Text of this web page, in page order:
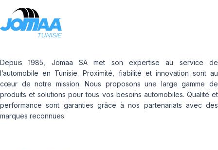
Depuis 1985, Jomaa SA met son expertise au service de
l’automobile en Tunisie. Proximité, fiabilité et innovation sont au
cœur de notre mission. Nous proposons une large gamme de
produits et solutions pour tous vos besoins automobiles. Qualité et
performance sont garanties grâce à nos partenariats avec des
marques reconnues.